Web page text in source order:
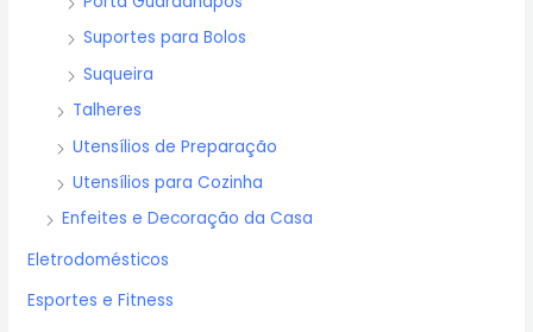
Suportes para Bolos
Suqueira
Talheres
Utensílios de Preparação
Utensílios para Cozinha
Enfeites e Decoração da Casa
Eletrodomésticos
Esportes e Fitness